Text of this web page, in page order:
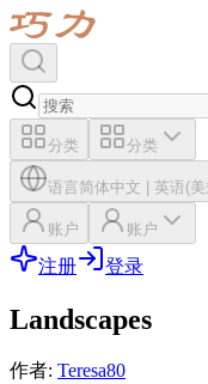
分类 分类
语言简体中文 | 英语(
账户 账户
注册 登录
Landscapes
作者: Teresa80